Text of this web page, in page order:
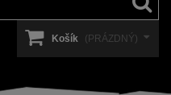
Košík (PRÁZDNÝ)